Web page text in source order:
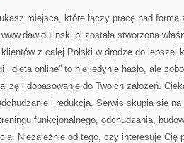
miejsca, które łączy pracę nad
została stworzona
z całej Polski w drodze do lepszej
i dieta online” to nie jedynie hasło, ale
i dopasowanie do Twoich założeń.
i redukcja. Serwis skupia się
funkcjonalnego, odchudzania,
Niezależnie od tego, czy interesuje Cię